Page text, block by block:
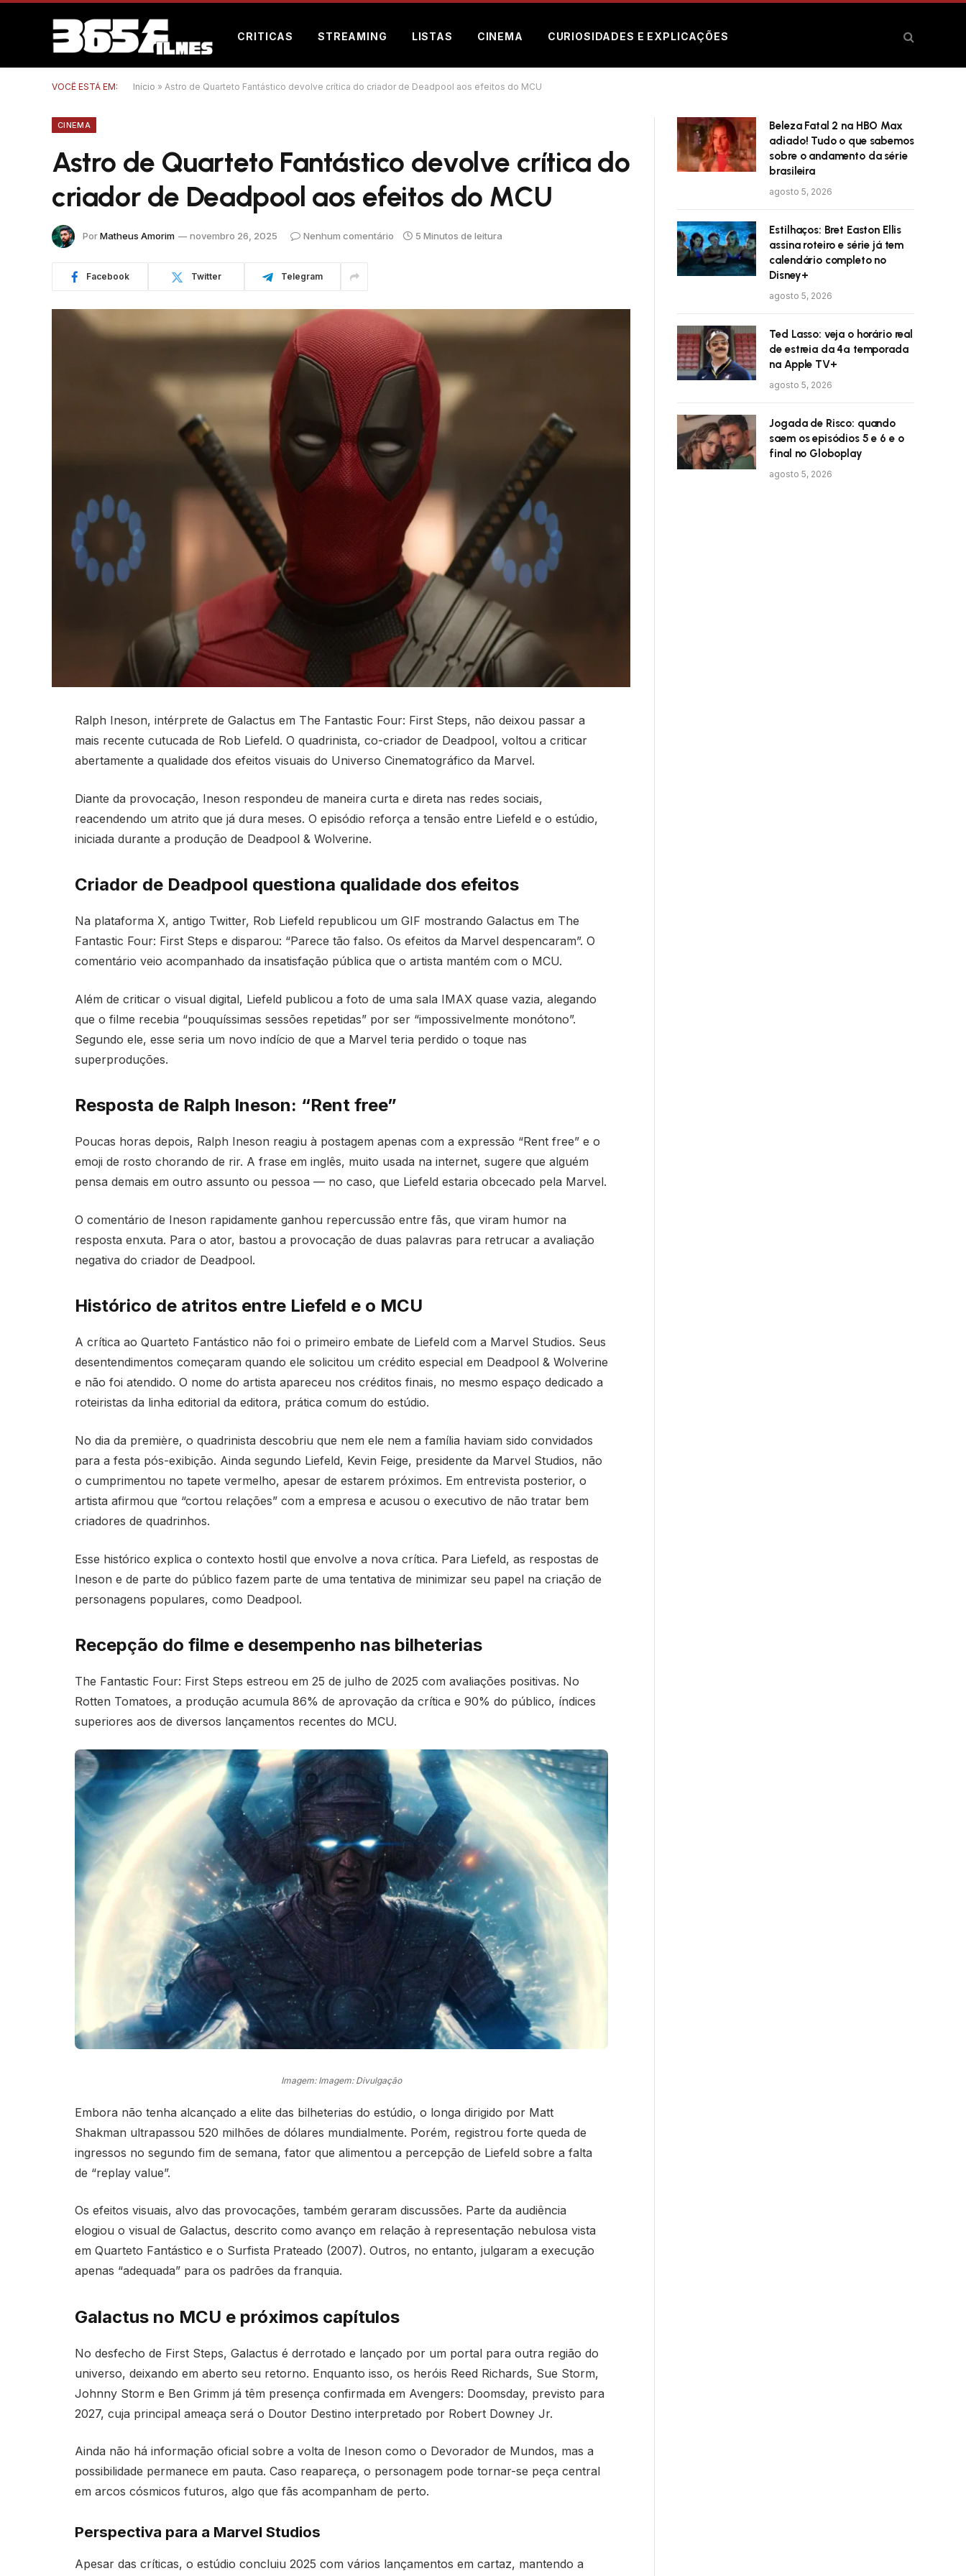
CRITICAS STREAMING LISTAS CINEMA CURIOSIDADES E EXPLICAÇÕES
VOCÊ ESTÁ EM: Início » Astro de Quarteto Fantástico devolve crítica do criador de Deadpool aos efeitos do MCU
CINEMA
Astro de Quarteto Fantástico devolve crítica do
criador de Deadpool aos efeitos do MCU
PorMatheus Amorim novembro 26, 2025 Nenhum comentário 5 Minutos de leitura
Facebook Twitter Telegram
Ralph Ineson, intérprete de Galactus em The Fantastic Four: First Steps, não deixou passar a
mais recente cutucada de Rob Liefeld. O quadrinista, co-criador de Deadpool, voltou a criticar
abertamente a qualidade dos efeitos visuais do Universo Cinematográfico da Marvel.
Diante da provocação, Ineson respondeu de maneira curta e direta nas redes sociais,
reacendendo um atrito que já dura meses. O episódio reforça a tensão entre Liefeld e o estúdio,
iniciada durante a produção de Deadpool & Wolverine.
Criador de Deadpool questiona qualidade dos efeitos
Na plataforma X, antigo Twitter, Rob Liefeld republicou um GIF mostrando Galactus em The
Fantastic Four: First Steps e disparou: “Parece tão falso. Os efeitos da Marvel despencaram”. O
comentário veio acompanhado da insatisfação pública que o artista mantém com o MCU.
Além de criticar o visual digital, Liefeld publicou a foto de uma sala IMAX quase vazia, alegando
que o filme recebia “pouquíssimas sessões repetidas” por ser “impossivelmente monótono”.
Segundo ele, esse seria um novo indício de que a Marvel teria perdido o toque nas
superproduções.
Resposta de Ralph Ineson: “Rent free”
Poucas horas depois, Ralph Ineson reagiu à postagem apenas com a expressão “Rent free” e o
emoji de rosto chorando de rir. A frase em inglês, muito usada na internet, sugere que alguém
pensa demais em outro assunto ou pessoa — no caso, que Liefeld estaria obcecado pela Marvel.
O comentário de Ineson rapidamente ganhou repercussão entre fãs, que viram humor na
resposta enxuta. Para o ator, bastou a provocação de duas palavras para retrucar a avaliação
negativa do criador de Deadpool.
Histórico de atritos entre Liefeld e o MCU
A crítica ao Quarteto Fantástico não foi o primeiro embate de Liefeld com a Marvel Studios. Seus
desentendimentos começaram quando ele solicitou um crédito especial em Deadpool & Wolverine
e não foi atendido. O nome do artista apareceu nos créditos finais, no mesmo espaço dedicado a
roteiristas da linha editorial da editora, prática comum do estúdio.
No dia da première, o quadrinista descobriu que nem ele nem a família haviam sido convidados
para a festa pós-exibição. Ainda segundo Liefeld, Kevin Feige, presidente da Marvel Studios, não
o cumprimentou no tapete vermelho, apesar de estarem próximos. Em entrevista posterior, o
artista afirmou que “cortou relações” com a empresa e acusou o executivo de não tratar bem
criadores de quadrinhos.
Esse histórico explica o contexto hostil que envolve a nova crítica. Para Liefeld, as respostas de
Ineson e de parte do público fazem parte de uma tentativa de minimizar seu papel na criação de
personagens populares, como Deadpool.
Recepção do filme e desempenho nas bilheterias
The Fantastic Four: First Steps estreou em 25 de julho de 2025 com avaliações positivas. No
Rotten Tomatoes, a produção acumula 86% de aprovação da crítica e 90% do público, índices
superiores aos de diversos lançamentos recentes do MCU.
Imagem: Imagem: Divulgação
Embora não tenha alcançado a elite das bilheterias do estúdio, o longa dirigido por Matt
Shakman ultrapassou 520 milhões de dólares mundialmente. Porém, registrou forte queda de
ingressos no segundo fim de semana, fator que alimentou a percepção de Liefeld sobre a falta
de “replay value”.
Os efeitos visuais, alvo das provocações, também geraram discussões. Parte da audiência
elogiou o visual de Galactus, descrito como avanço em relação à representação nebulosa vista
em Quarteto Fantástico e o Surfista Prateado (2007). Outros, no entanto, julgaram a execução
apenas “adequada” para os padrões da franquia.
Galactus no MCU e próximos capítulos
No desfecho de First Steps, Galactus é derrotado e lançado por um portal para outra região do
universo, deixando em aberto seu retorno. Enquanto isso, os heróis Reed Richards, Sue Storm,
Johnny Storm e Ben Grimm já têm presença confirmada em Avengers: Doomsday, previsto para
2027, cuja principal ameaça será o Doutor Destino interpretado por Robert Downey Jr.
Ainda não há informação oficial sobre a volta de Ineson como o Devorador de Mundos, mas a
possibilidade permanece em pauta. Caso reapareça, o personagem pode tornar-se peça central
em arcos cósmicos futuros, algo que fãs acompanham de perto.
Perspectiva para a Marvel Studios
Apesar das críticas, o estúdio concluiu 2025 com vários lançamentos em cartaz, mantendo a
Beleza Fatal 2 na HBO Max
adiado! Tudo o que sabemos
sobre o andamento da série
brasileira
agosto 5, 2026
Estilhaços: Bret Easton Ellis
assina roteiro e série já tem
calendário completo no
Disney+
agosto 5, 2026
Ted Lasso: veja o horário real
de estreia da 4ª temporada
na Apple TV+
agosto 5, 2026
Jogada de Risco: quando
saem os episódios 5 e 6 e o
final no Globoplay
agosto 5, 2026